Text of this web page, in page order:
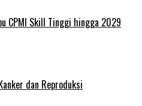
CPMI Skill Tinggi hingga 2029
dan Reproduksi